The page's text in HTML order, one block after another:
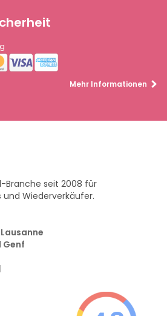
Mehr Informationen
Branche seit 2008 für
und Wiederverkäufer.
Genf